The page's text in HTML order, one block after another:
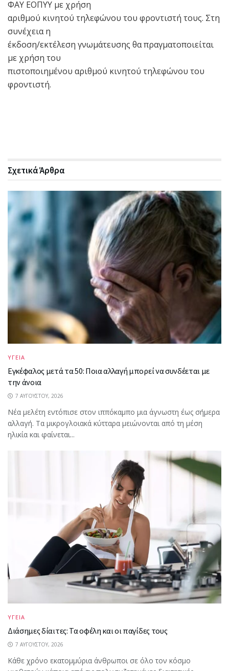
ΦΑΥ ΕΟΠΥΥ με χρήση
αριθμού κινητού τηλεφώνου του φροντιστή τους. Στη
συνέχεια η
έκδοση/εκτέλεση γνωμάτευσης θα πραγματοποιείται
με χρήση του
πιστοποιημένου αριθμού κινητού τηλεφώνου του
φροντιστή.
ΣχετικάΆρθρα
ΥΓΕΙΑ
Εγκέφαλος μετά τα 50: Ποια αλλαγή μπορεί να συνδέεται με
την άνοια
7 ΑΥΓΟΎΣΤΟΥ, 2026
Νέα μελέτη εντόπισε στον ιππόκαμπο μια άγνωστη έως σήμερα
αλλαγή. Τα μικρογλοιακά κύτταρα μειώνονται από τη μέση
ηλικία και φαίνεται...
ΥΓΕΙΑ
Διάσημες δίαιτες: Τα οφέλη και οι παγίδες τους
7 ΑΥΓΟΎΣΤΟΥ, 2026
Κάθε χρόνο εκατομμύρια άνθρωποι σε όλο τον κόσμο